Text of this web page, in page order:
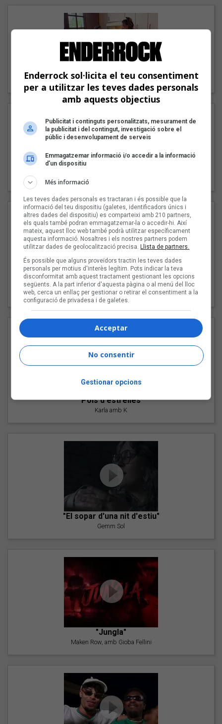
"Lo bueno y lo malo"
Carmen y María
Pep Álvarez amb Joan Muntaner (Xanguito)
"Les cabres"
94 Rules amb Compte
"Pols d'estrelles"
Karla amb K
"El sopar d'una nit d'estiu"
Gemm Sol
"Jungla"
Maken Row, amb Gioba Fellini
Enderrock sol·licita el teu consentiment
per a utilitzar les teves dades personals
amb aquests objectius
Publicitat i continguts personalitzats, mesurament de
la publicitat i del contingut, investigació sobre el
públic i desenvolupament de serveis
Emmagatzemar informació i/o accedir a la informació
d’un dispositiu
Més informació
Les teves dades personals es tractaran i és possible que la
informació del teu dispositiu (galetes, identificadors únics i
altres dades del dispositiu) es comparteixi amb 210 partners,
els quals també podran emmagatzemar-la o accedir-hi. Així
mateix, aquest lloc web també podrà utilitzar específicament
aquesta informació. Nosaltres i els nostres partners podem
utilitzar dades de geolocalització precisa. Llista de partners.
És possible que alguns proveïdors tractin les teves dades
personals per motius d'interès legítim. Pots indicar la teva
disconformitat amb aquest tractament gestionant les opcions
següents. A la part inferior d'aquesta pàgina o al menú del lloc
web, cerca un enllaç per gestionar o retirar el consentiment a la
configuració de privadesa i de galetes.
Acceptar
No consentir
Gestionar opcions